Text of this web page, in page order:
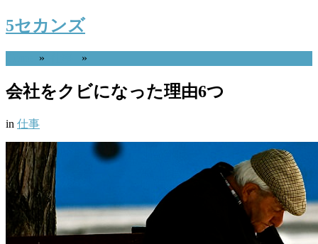
5セカンズ
» »
会社をクビになった理由6つ
in 仕事